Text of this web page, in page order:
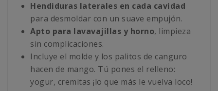
Hendiduras laterales en cada cavidad
para desmoldar con un suave empujón.
Apto para lavavajillas y horno, limpieza
sin complicaciones.
Incluye el molde y los palitos de canguro
hacen de mango. Tú pones el relleno:
yogur, cremitas ¡lo que más le vuelva loco!